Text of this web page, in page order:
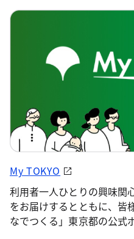
My TOKYO
利用者一人ひとりの興味関
をお届けするとともに、皆
なでつくる」東京都の公式